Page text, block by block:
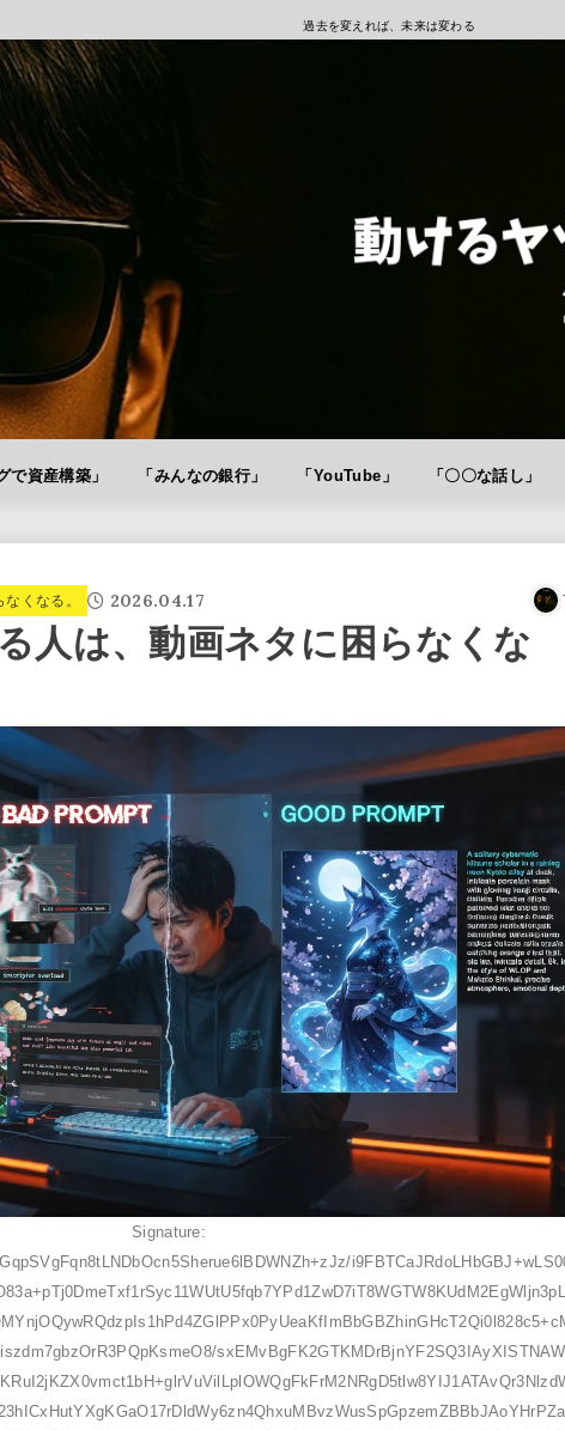
過去を変えれば、未来は変わる
で資産構築」 「みんなの銀行」 「YouTube」 「〇〇な話し」
くなる。 2026.04.17
人は、動画ネタに困らなくな
Signature: